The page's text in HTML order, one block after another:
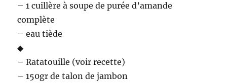
– 1 cuillère à soupe de purée d’amande
complète
– eau tiède
◆
– Ratatouille (voir recette)
– 150gr de talon de jambon